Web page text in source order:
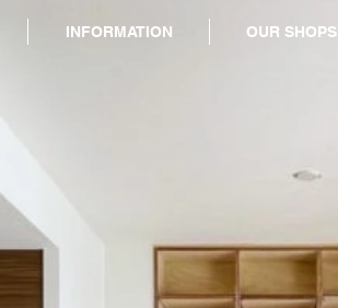
INFORMATION OUR SHOPS